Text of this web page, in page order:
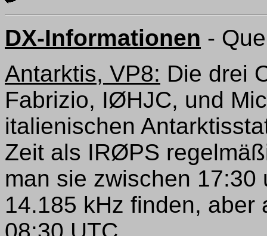
DX-Informationen -
Antarktis, VP8: Die drei
Fabrizio, IØHJC, und
italienischen
Zeit als IRØPS
man sie zwischen 17:30
14.185 kHz finden, aber